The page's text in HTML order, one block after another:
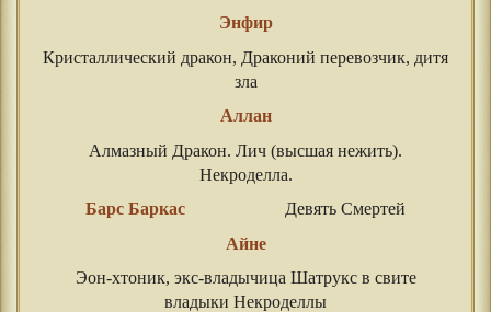
Энфир
Кристаллический дракон, Драконий перевозчик, дитя
зла
Аллан
Алмазный Дракон. Лич (высшая нежить).
Некроделла.
Барс Баркас
Девять Смертей
Айне
Эон-хтоник, экс-владычица Шатрукс в свите
владыки Некроделлы